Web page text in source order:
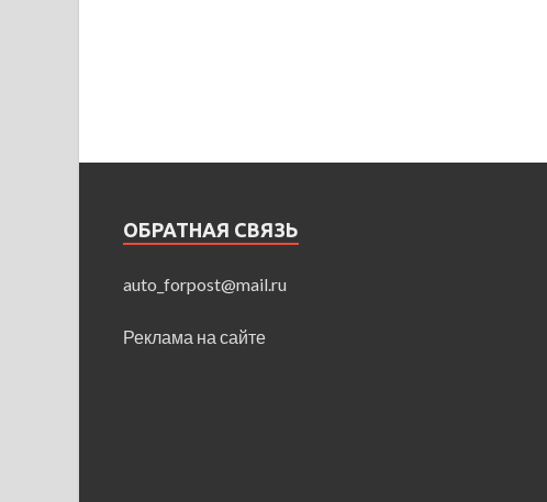
ОБРАТНАЯ СВЯЗЬ
auto_forpost@mail.ru
Реклама на сайте